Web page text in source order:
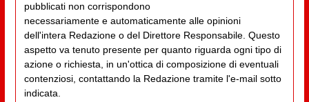
pubblicati non corrispondono
necessariamente e automaticamente alle opinioni
dell'intera Redazione o del Direttore Responsabile. Questo
aspetto va tenuto presente per quanto riguarda ogni tipo di
azione o richiesta, in un'ottica di composizione di eventuali
contenziosi, contattando la Redazione tramite l'e-mail sotto
indicata.